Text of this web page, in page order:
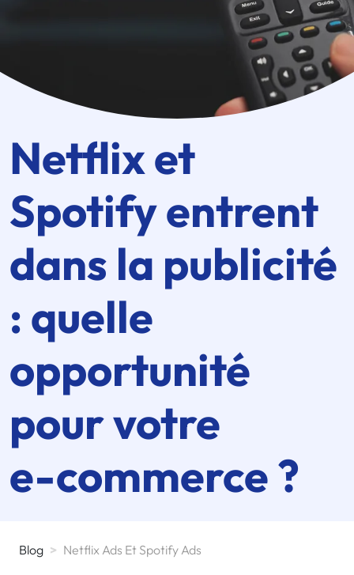
Netflix et
Spotify entrent
dans la publicité
: quelle
opportunité
pour votre
e-commerce?
Blog > Netflix Ads Et Spotify Ads